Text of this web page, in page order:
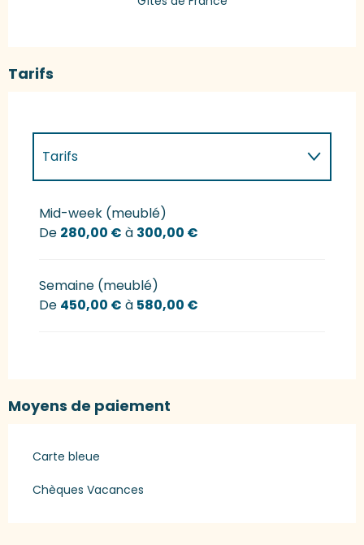
Tarifs
Tarifs
Tarifs 2027
Mid-week (meublé)
De 280,00 € à 300,00 €
Semaine (meublé)
De 450,00 € à 580,00 €
Moyens de paiement
Carte bleue
Chèques Vacances